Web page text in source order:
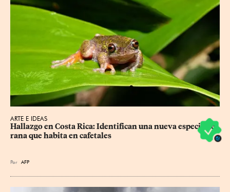
ARTE E IDEAS
Hallazgo en Costa Rica: Identifican una nueva especie de
rana que habita en cafetales
Por AFP